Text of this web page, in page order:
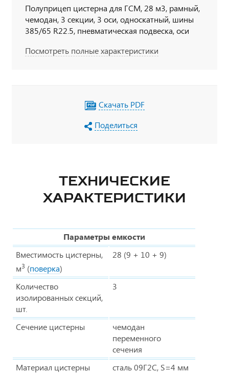
Полуприцеп цистерна для ГСМ, 28 м3, рамный,
чемодан, 3 секции, 3 оси, односкатный, шины
385/65 R22.5, пневматическая подвеска, оси
Посмотреть полные характеристики
Скачать PDF
Поделиться
ТЕХНИЧЕСКИЕ
ХАРАКТЕРИСТИКИ
Параметры емкости
Вместимость цистерны,
м3 (поверка)
28 (9 + 10 + 9)
Количество
изолированных секций,
шт.
3
Сечение цистерны
чемодан
переменного
сечения
Материал цистерны
сталь 09Г2С, S=4 мм